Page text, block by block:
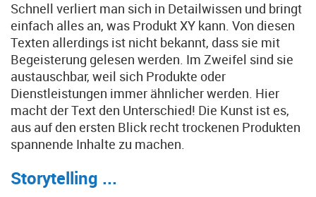
Schnell verliert man sich in Detailwissen und bringt
einfach alles an, was Produkt XY kann. Von diesen
Texten allerdings ist nicht bekannt, dass sie mit
Begeisterung gelesen werden. Im Zweifel sind sie
austauschbar, weil sich Produkte oder
Dienstleistungen immer ähnlicher werden. Hier
macht der Text den Unterschied! Die Kunst ist es,
aus auf den ersten Blick recht trockenen Produkten
spannende Inhalte zu machen.
Storytelling ...